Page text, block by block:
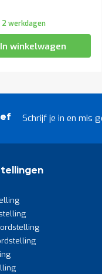
2 werkdagen
In winkelwagen
Schrijf je in en mis